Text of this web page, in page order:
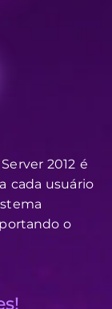
2012 é
cada usuário
o